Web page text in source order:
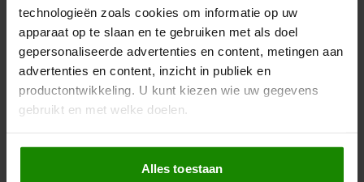
technologieën zoals cookies om informatie op uw
apparaat op te slaan en te gebruiken met als doel
gepersonaliseerde advertenties en content, metingen aan
advertenties en content, inzicht in publiek en
productontwikkeling. U kunt kiezen wie uw gegevens
gebruikt en met welke doelen.
Als u het toestaat, willen we ook graag:
Informatie verzamelen over uw geografische
Alles toestaan